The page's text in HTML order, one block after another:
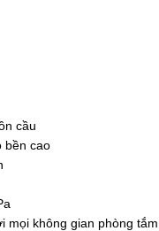
cầu
bền cao
mọi không gian phòng tắm